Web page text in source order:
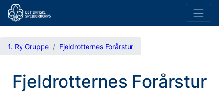
1. Ry Gruppe Fjeldrotternes Forårstur
Fjeldrotternes Forårstur